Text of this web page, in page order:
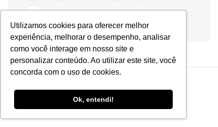
Utilizamos cookies para oferecer melhor
experiência, melhorar o desempenho, analisar
como você interage em nosso site e
personalizar conteúdo. Ao utilizar este site, você
concorda com o uso de cookies.
Ok, entendi!